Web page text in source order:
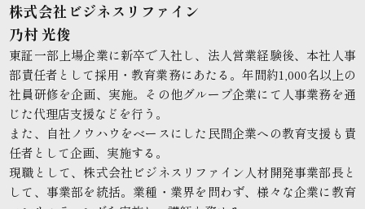
株式会社ビジネスリファイン
乃村 光俊
東証一部上場企業に新卒で入社し、法人営業経験後、本社人事
部責任者として採用・教育業務にあたる。年間約1,000名以上の
社員研修を企画、実施。その他グループ企業にて人事業務を通
じた代理店支援などを行う。
また、自社ノウハウをベースにした民間企業への教育支援も責
任者として企画、実施する。
現職として、株式会社ビジネスリファイン人材開発事業部長と
して、事業部を統括。業種・業界を問わず、様々な企業に教育